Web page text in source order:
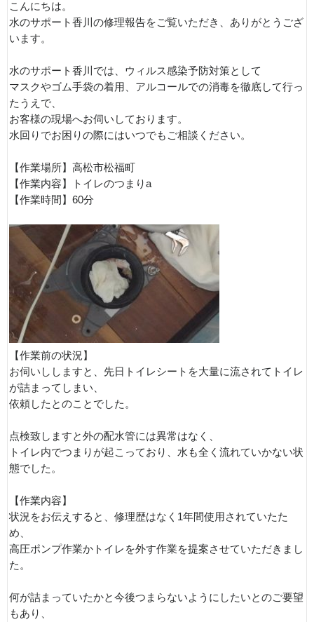
こんにちは。
水のサポート香川の修理報告をご覧いただき、ありがとうござ
います。
水のサポート香川では、ウィルス感染予防対策として
マスクやゴム手袋の着用、アルコールでの消毒を徹底して行っ
たうえで、
お客様の現場へお伺いしております。
水回りでお困りの際にはいつでもご相談ください。
【作業場所】高松市松福町
【作業内容】トイレのつまりa
【作業時間】60分
【作業前の状況】
お伺いししますと、先日トイレシートを大量に流されてトイレ
が詰まってしまい、
依頼したとのことでした。
点検致しますと外の配水管には異常はなく、
トイレ内でつまりが起こっており、水も全く流れていかない状
態でした。
【作業内容】
状況をお伝えすると、修理歴はなく1年間使用されていたた
め、
高圧ポンプ作業かトイレを外す作業を提案させていただきまし
た。
何が詰まっていたかと今後つまらないようにしたいとのご要望
もあり、